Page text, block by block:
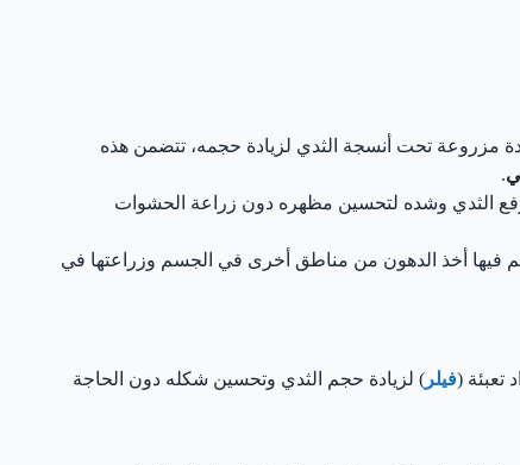
مزروعة تحت أنسجة الثدي لزيادة حجمه، تتضمن هذه
.
الثدي وشده لتحسين مظهره دون زراعة الحشوات
فيها أخذ الدهون من مناطق أخرى في الجسم وزراعتها في
تعبئة (فيلر ) لزيادة حجم الثدي وتحسين شكله دون الحاجة